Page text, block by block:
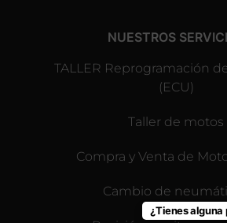
NUESTROS
TALLER Reprogramación
(ECU)
Taller de motos
Compra y Venta de
Cambio de
¿Tienes alguna